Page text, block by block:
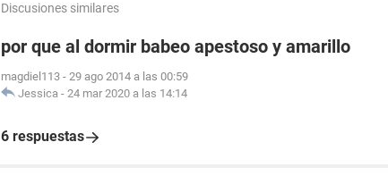
Discusiones similares
por que al dormir babeo apestoso y amarillo
magdiel113 - 29 ago 2014 a las 00:59
Jessica - 24 mar 2020 a las 14:14
6 respuestas